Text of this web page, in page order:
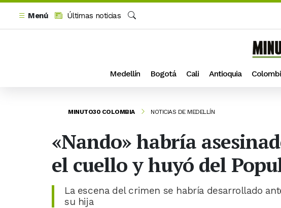
Menú
Últimas noticias
Buscar
Medellín Bogotá Cali Antioquia
MINUTO30 COLOMBIA NOTICIAS DE MEDELLÍN
«Nando» habría
el cuello y huyó del
La escena del crimen se habría desarrollado
su hija